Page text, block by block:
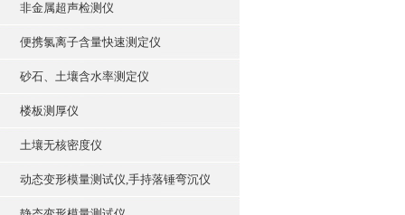
非金属超声检测仪
便携氯离子含量快速测定仪
砂石、土壤含水率测定仪
楼板测厚仪
土壤无核密度仪
动态变形模量测试仪,手持落锤弯沉仪